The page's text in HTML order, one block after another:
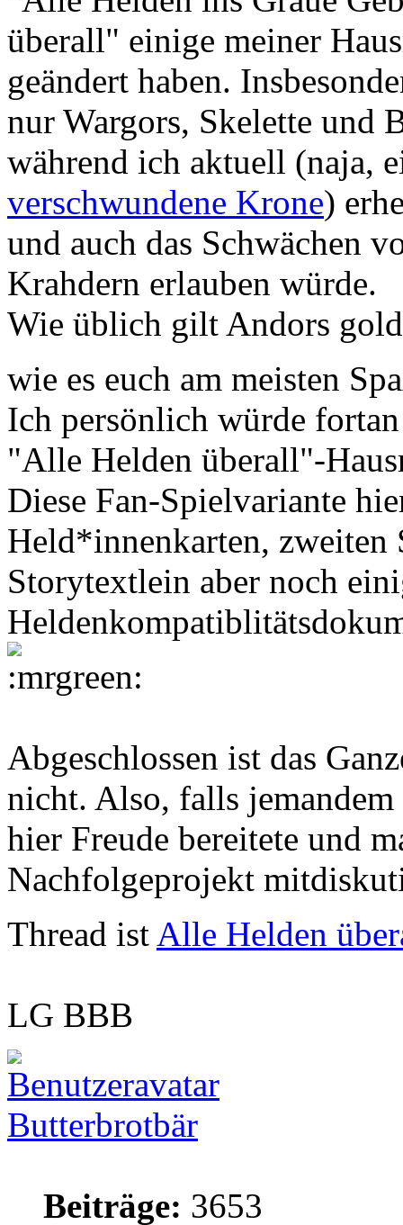
überall" einige meiner
geändert haben.
nur Wargors, Skelette und
während ich aktuell (naja,
verschwundene Krone)
und auch das Schwächen
Krahdern erlauben würde.
Wie üblich gilt Andors
wie es euch am meisten
Ich persönlich würde
"Alle Helden überall"-
Diese Fan-Spielvariante
Held*innenkarten, zweiten
Storytextlein aber noch
Abgeschlossen ist das
nicht. Also, falls
hier Freude bereitete und
Nachfolgeprojekt
Thread ist Alle Helden
LG BBB
Butterbrotbär
Beiträge: 3653